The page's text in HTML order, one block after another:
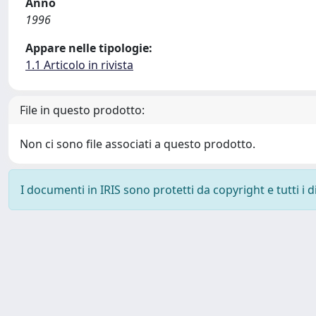
1996
Appare nelle tipologie:
1.1 Articolo in rivista
File in questo prodotto:
Non ci sono file associati a questo prodotto.
I documenti in IRIS sono protetti da copyright e tutti i